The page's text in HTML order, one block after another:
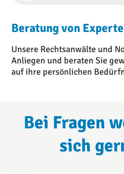
Beratung von
Unsere Rechtsanwälte und
Anliegen und beraten Sie
auf ihre persönlichen
Bei Fragen
sich